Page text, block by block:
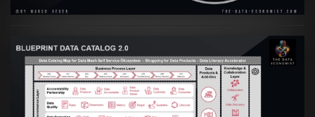
Artikel:Data Mesh Ökosysteme: Die